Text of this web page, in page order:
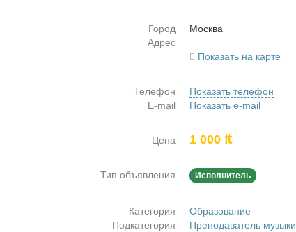
Город
Москва
Адрес
Показать на карте
Телефон
Показать телефон
E-mail
Показать e-mail
Цена 1 000 ₶
Тип объявления Исполнитель
Категория
Образование
Подкатегория
Преподаватель музыки